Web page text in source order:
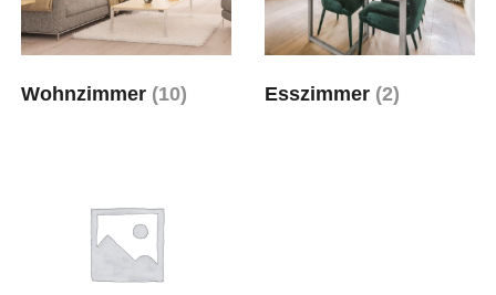
Wohnzimmer (10) Esszimmer (2)